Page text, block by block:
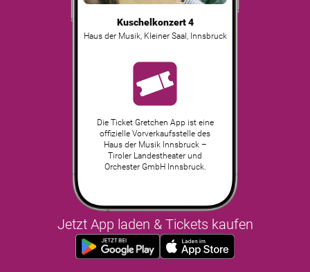
Kuschelkonzert 4
Haus der Musik, Kleiner Saal Innsbruck
Die Ticket Gretchen App ist eine
offizielle Vorverkaufsstelle des
Haus der Musik Innsbruck –
Tiroler Landestheater und
Orchester GmbH Innsbruck.
Jetzt App laden & Tickets kaufen